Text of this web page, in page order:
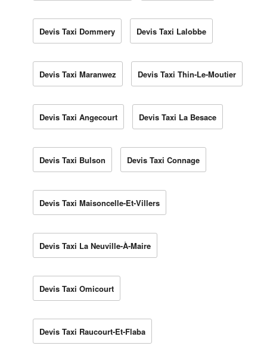
Devis Taxi Dommery Devis Taxi Lalobbe
Devis Taxi Maranwez Devis Taxi Thin-Le-Moutier
Devis Taxi Angecourt Devis Taxi La Besace
Devis Taxi Bulson Devis Taxi Connage
Devis Taxi Maisoncelle-Et-Villers
Devis Taxi La Neuville-À-Maire
Devis Taxi Omicourt
Devis Taxi Raucourt-Et-Flaba